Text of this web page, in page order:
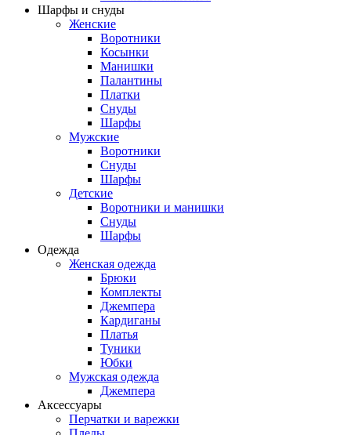
Шарфы и снуды
Женские
Воротники
Косынки
Манишки
Палантины
Платки
Снуды
Шарфы
Мужские
Воротники
Снуды
Шарфы
Детские
Воротники и манишки
Снуды
Шарфы
Одежда
Женская одежда
Брюки
Комплекты
Джемпера
Кардиганы
Платья
Туники
Юбки
Мужская одежда
Джемпера
Аксессуары
Перчатки и варежки